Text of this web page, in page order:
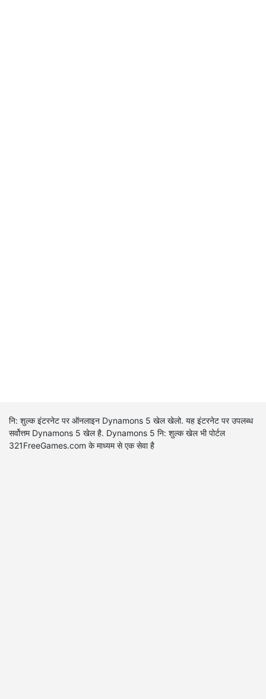
नि: शुल्क इंटरनेट पर ऑनलाइन Dynamons 5 खेल खेलो. यह इंटरनेट पर उपलब्ध
सर्वोत्तम Dynamons 5 खेल है. Dynamons 5 नि: शुल्क खेल भी पोर्टल
321FreeGames.com के माध्यम से एक सेवा है